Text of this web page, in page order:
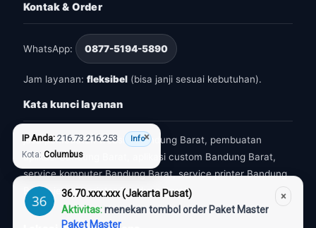
36.70.xxx.xxx (Jakarta Pusat)
Aktivitas:menekan tombol order Paket Master
Paket Master
×
×
IP Anda: 216.73.216.253 Info
Kota: Columbus
Kontak & Order
WhatsApp: 0877-5194-5890
Jam layanan: fleksibel (bisa janji sesuai kebutuhan).
Kata kunci layanan
jasa pembuatan website Bandung Barat, pembuatan
aplikasi Bandung Barat, aplikasi custom Bandung Barat,
service komputer Bandung Barat, service printer Bandung
Barat, jemput printer Bandung Barat.